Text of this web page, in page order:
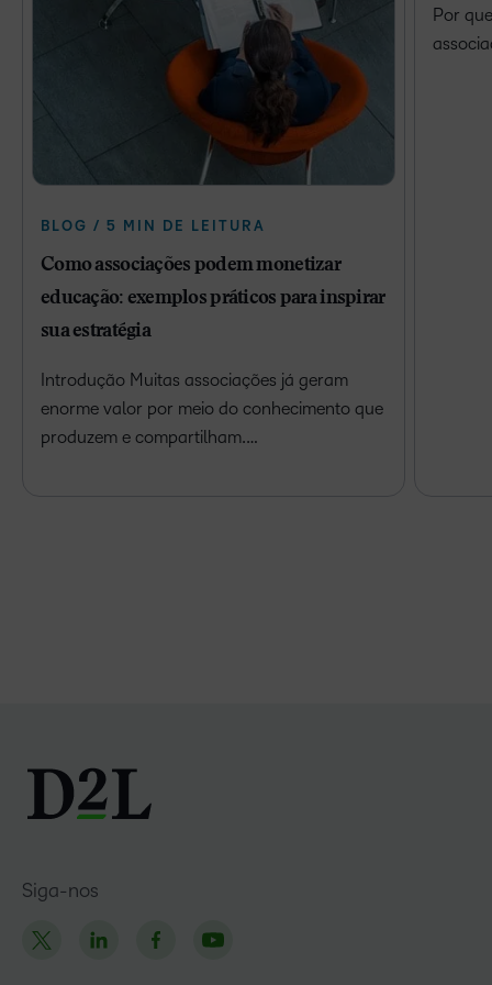
BLOG / 5 MIN DE LEITURA
Como associações podem monetizar
educação: exemplos práticos para inspirar
sua estratégia
Introdução Muitas associações já geram
enorme valor por meio do conhecimento que
produzem e compartilham.…
Por
Siga-nos